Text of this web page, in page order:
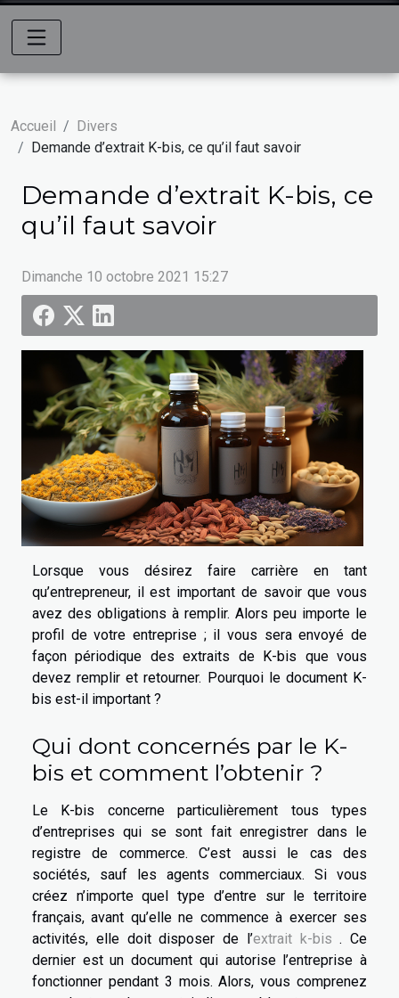
Accueil
Divers
Demande d’extrait K-bis, ce qu’il faut savoir
Demande d’extrait K-bis, ce
qu’il faut savoir
Dimanche 10 octobre 2021 15:27
Lorsque vous désirez faire carrière en tant
qu’entrepreneur, il est important de savoir que vous
avez des obligations à remplir. Alors peu importe le
profil de votre entreprise ; il vous sera envoyé de
façon périodique des extraits de K-bis que vous
devez remplir et retourner. Pourquoi le document K-
bis est-il important ?
Qui dont concernés par le K-
bis et comment l’obtenir ?
Le K-bis concerne particulièrement tous types
d’entreprises qui se sont fait enregistrer dans le
registre de commerce. C’est aussi le cas des
sociétés, sauf les agents commerciaux. Si vous
créez n’importe quel type d’entre sur le territoire
français, avant qu’elle ne commence à exercer ses
activités, elle doit disposer de l’extrait k-bis . Ce
dernier est un document qui autorise l’entreprise à
fonctionner pendant 3 mois. Alors, vous comprenez